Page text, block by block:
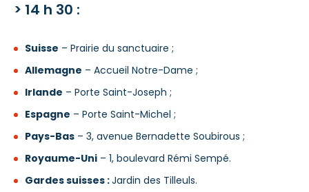
> 14 h 30 :
Suisse – Prairie du sanctuaire ;
Allemagne – Accueil Notre-Dame ;
Irlande – Porte Saint-Joseph ;
Espagne – Porte Saint-Michel ;
Pays-Bas – 3, avenue Bernadette Soubirous ;
Royaume-Uni – 1, boulevard Rémi Sempé.
Gardes suisses :Jardin des Tilleuls.